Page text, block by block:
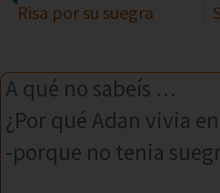
Risa por su suegra
A qué no sabeís …
¿Por qué Adan vivia
-porque no tenia